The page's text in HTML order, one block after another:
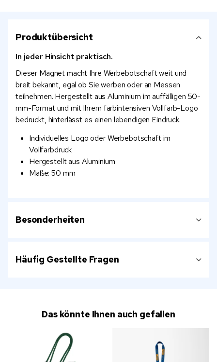
Produktübersicht
In jeder Hinsicht praktisch.
Dieser Magnet macht Ihre Werbebotschaft weit und
breit bekannt, egal ob Sie werben oder an Messen
teilnehmen. Hergestellt aus Aluminium im auffälligen 50-
mm-Format und mit Ihrem farbintensiven Vollfarb-Logo
bedruckt, hinterlässt es einen lebendigen Eindruck.
Individuelles Logo oder Werbebotschaft im
Vollfarbdruck
Hergestellt aus Aluminium
Maße: 50 mm
Besonderheiten
Häufig Gestellte Fragen
Das könnte Ihnen auch gefallen